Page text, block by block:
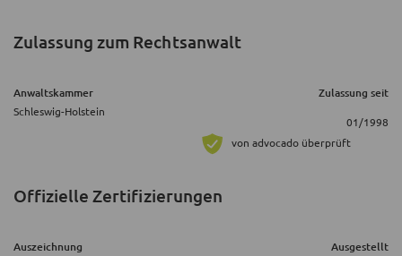
Zulassung zum Rechtsanwalt
Anwaltskammer Zulassung seit
Schleswig-Holstein
01/1998
von advocado überprüft
Offizielle Zertifizierungen
Auszeichnung Ausgestellt